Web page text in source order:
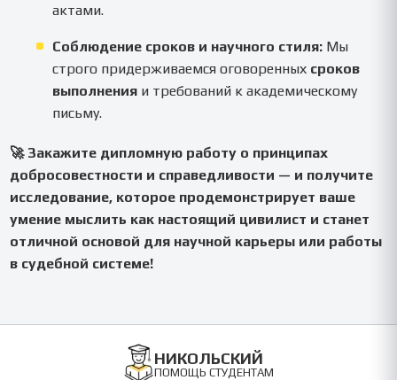
актами.
Соблюдение сроков и научного стиля: Мы
строго придерживаемся оговоренных сроков
выполнения и требований к академическому
письму.
🚀 Закажите дипломную работу о принципах
добросовестности и справедливости — и получите
исследование, которое продемонстрирует ваше
умение мыслить как настоящий цивилист и станет
отличной основой для научной карьеры или работы
в судебной системе!
НИКОЛЬСКИЙ
ПОМОЩЬ СТУДЕНТАМ